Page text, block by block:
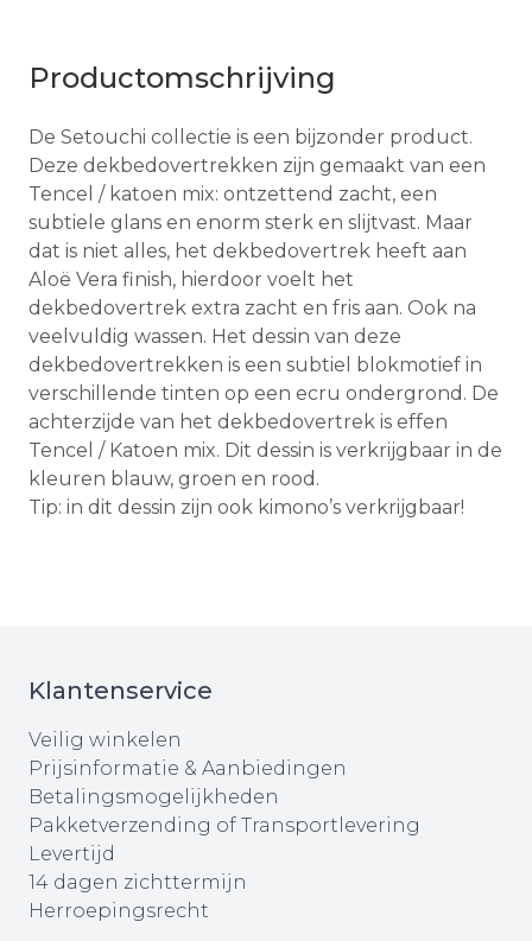
Productomschrijving
De Setouchi collectie is een bijzonder product.
Deze dekbedovertrekken zijn gemaakt van een
Tencel / katoen mix: ontzettend zacht, een
subtiele glans en enorm sterk en slijtvast. Maar
dat is niet alles, het dekbedovertrek heeft aan
Aloë Vera finish, hierdoor voelt het
dekbedovertrek extra zacht en fris aan. Ook na
veelvuldig wassen. Het dessin van deze
dekbedovertrekken is een subtiel blokmotief in
verschillende tinten op een ecru ondergrond. De
achterzijde van het dekbedovertrek is effen
Tencel / Katoen mix. Dit dessin is verkrijgbaar in de
kleuren blauw, groen en rood.
Tip: in dit dessin zijn ook kimono’s verkrijgbaar!
Klantenservice
Veilig winkelen
Prijsinformatie & Aanbiedingen
Betalingsmogelijkheden
Pakketverzending of Transportlevering
Levertijd
14 dagen zichttermijn
Herroepingsrecht